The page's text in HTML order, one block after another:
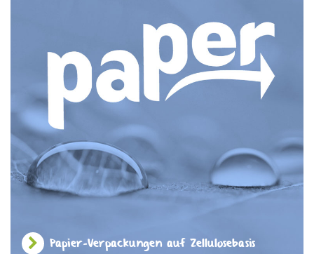
Papier-Verpackungen auf Zellulosebasis